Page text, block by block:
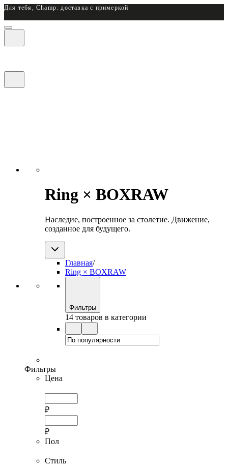
Для тебя, Champ: доставка с примеркой
Ring × BOXRAW
Наследие, построенное за столетие. Движение,
созданное для будущего.
Главная/
Ring × BOXRAW
Фильтры
14 товаров в категории
Фильтры
Цена
₽
₽
Пол
Стиль